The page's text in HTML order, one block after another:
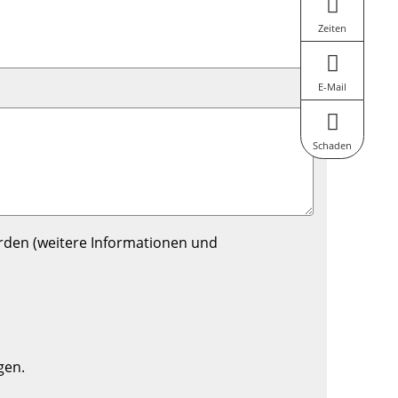
Zeiten
E-Mail
Schaden
(weitere Informationen und